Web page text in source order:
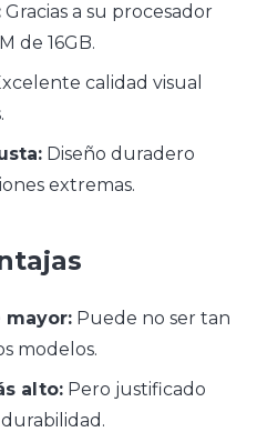
Gracias a su procesador
de 16GB.
calidad visual
Diseño duradero
extremas.
mayor: Puede no ser tan
modelos.
alto: Pero justificado